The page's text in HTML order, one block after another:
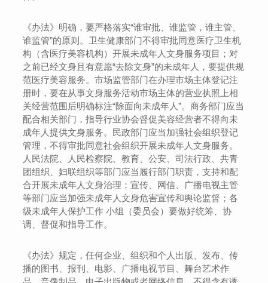
《办法》明确，要严格落实“谁审批、谁监管，谁主管、
谁监管”的原则。卫生健康部门不得审批同意医疗卫生机
构（含医疗美容机构）开展未成年人文身服务项目；对
之前已经文身且有意愿“去除文身”的未成年人，要提供规
范医疗美容服务。市场监管部门在办理市场主体登记注
册时，要在从事文身服务活动市场主体的营业执照上相
关经营范围后明确标注“除面向未成年人”。商务部门应当
配合相关部门，指导行业协会督促美容经营者不得向未
成年人提供文身服务。民政部门应当加强社会组织登记
管理，不得审批同意社会组织开展未成年人文身服务。
人民法院、人民检察院、教育、公安、司法行政、共青
团组织、妇联组织等部门应当履行部门职责，支持和配
合开展未成年人文身治理；宣传、网信、广播电视主管
等部门应当加强未成年人文身危害宣传和舆论监督；各
级未成年人保护工作 小组（委员会）要做好统筹、协
调、督促和指导工作。
《办法》规定，任何企业、组织和个人出版、发布、传
播的图书、报刊、电影、广播电视节目、舞台艺术作